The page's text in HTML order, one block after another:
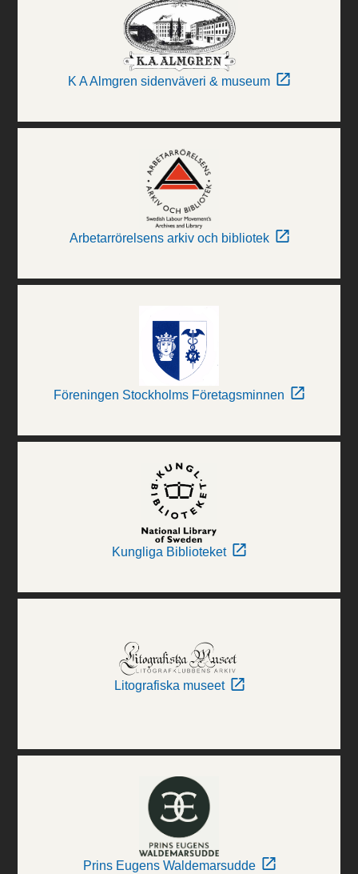
K A Almgren sidenväveri & museum
Arbetarrörelsens arkiv och bibliotek
Föreningen Stockholms Företagsminnen
Kungliga Biblioteket
Litografiska museet
Prins Eugens Waldemarsudde